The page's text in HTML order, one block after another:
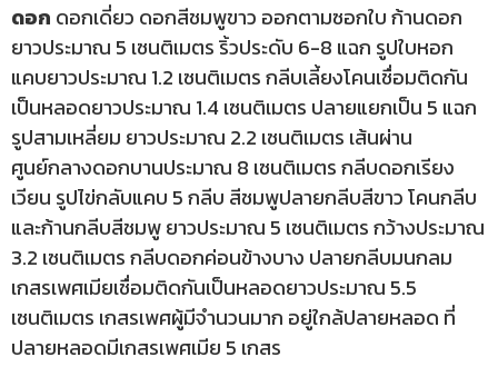
ดอก ดอกเดี่ยว ดอกสีชมพูขาว ออกตามซอกใบ ก้านดอก
ยาวประมาณ 5 เซนติเมตร ริ้วประดับ 6-8 แฉก รูปใบหอก
แคบยาวประมาณ 1.2 เซนติเมตร กลีบเลี้ยงโคนเชื่อมติดกัน
เป็นหลอดยาวประมาณ 1.4 เซนติเมตร ปลายแยกเป็น 5 แฉก
รูปสามเหลี่ยม ยาวประมาณ 2.2 เซนติเมตร เส้นผ่าน
ศูนย์กลางดอกบานประมาณ 8 เซนติเมตร กลีบดอกเรียง
เวียน รูปไข่กลับแคบ 5 กลีบ สีชมพูปลายกลีบสีขาว โคนกลีบ
และก้านกลีบสีชมพู ยาวประมาณ 5 เซนติเมตร กว้างประมาณ
3.2 เซนติเมตร กลีบดอกค่อนข้างบาง ปลายกลีบมนกลม
เกสรเพศเมียเชื่อมติดกันเป็นหลอดยาวประมาณ 5.5
เซนติเมตร เกสรเพศผู้มีจำนวนมาก อยู่ใกล้ปลายหลอด ที่
ปลายหลอดมีเกสรเพศเมีย 5 เกสร